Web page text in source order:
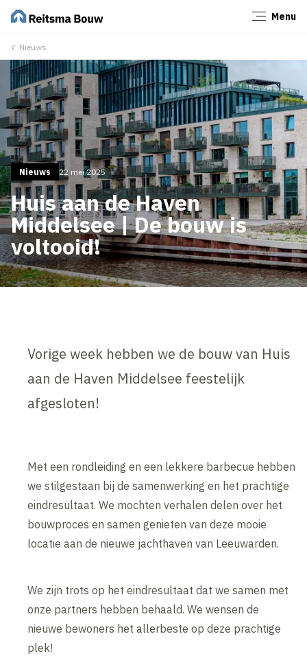
Menu
Nieuws
Nieuws 22 mei 2025
Huis aan de Haven
Middelsee | De bouw is
voltooid!
Vorige week hebben we de bouw van Huis
aan de Haven Middelsee feestelijk
afgesloten!
Met een rondleiding en een lekkere barbecue hebben
we stilgestaan bij de samenwerking en het prachtige
eindresultaat. We mochten verhalen delen over het
bouwproces en samen genieten van deze mooie
locatie aan de nieuwe jachthaven van Leeuwarden.
We zijn trots op het eindresultaat dat we samen met
onze partners hebben behaald. We wensen de
nieuwe bewoners het allerbeste op deze prachtige
plek!
Sluiten